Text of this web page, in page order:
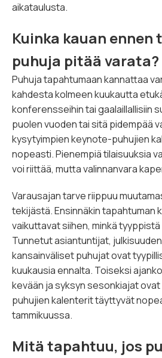
aikataulusta.
Kuinka kauan
puhuja pitää varata?
Puhuja tapahtumaan kannattaa
kahdesta kolmeen kuukautta
konferensseihin tai gaalaillallisiin
puolen vuoden tai sitä pidempää
kysytyimpien keynote-puhujien
nopeasti. Pienempiä tilaisuuksia
voi riittää, mutta valinnanvara
Varausajan tarve riippuu
tekijästä. Ensinnäkin tapahtuman
vaikuttavat siihen, minkä
Tunnetut asiantuntijat,
kansainväliset puhujat ovat
kuukausia ennalta. Toiseksi
kevään ja syksyn sesonkiajat ovat
puhujien kalenterit täyttyvät
tammikuussa.
Mitä tapahtuu, jos